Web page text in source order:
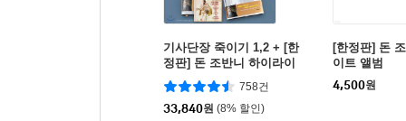
기사단장 죽이기 1,2 + [한
정판] 돈 조반니 하이라이
트 앨범
758건
33,840원 (8% 할인)
[한정판] 돈
이트 앨범
4,500원